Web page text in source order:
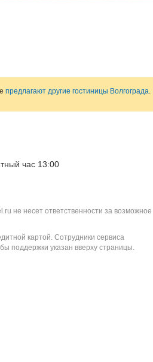
предлагают другие гостиницы Волгограда.
час 13:00
не несет ответственности за возможное
картой. Сотрудники сервиса
поддержки указан вверху страницы.